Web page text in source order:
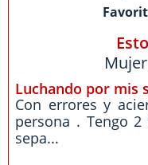
Luchando por mis
Con errores y
persona . Tengo
sepa...